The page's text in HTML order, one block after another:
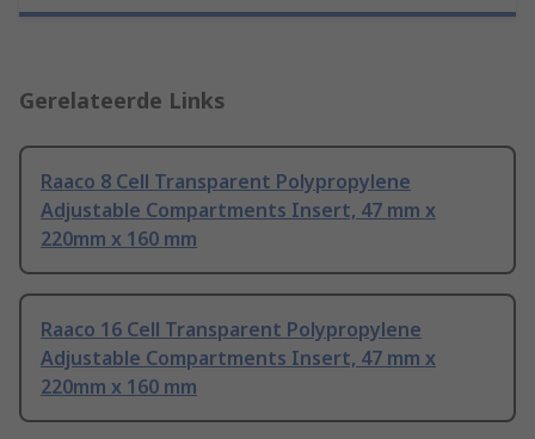
Gerelateerde Links
Raaco 8 Cell Transparent Polypropylene
Adjustable Compartments Insert, 47 mm x
220mm x 160 mm
Raaco 16 Cell Transparent Polypropylene
Adjustable Compartments Insert, 47 mm x
220mm x 160 mm